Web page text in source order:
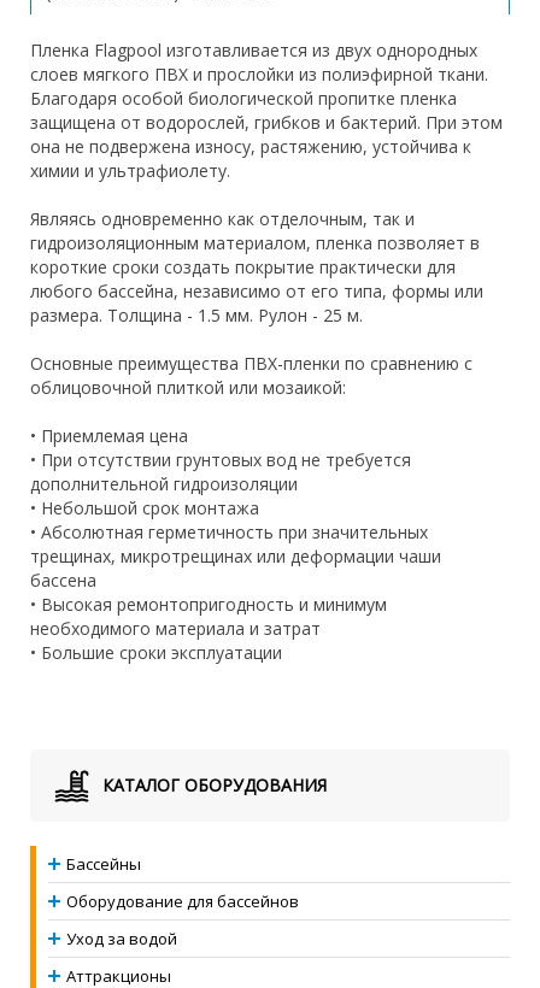
Пленка Flagpool изготавливается из двух однородных
слоев мягкого ПВХ и прослойки из полиэфирной ткани.
Благодаря особой биологической пропитке пленка
защищена от водорослей, грибков и бактерий. При этом
она не подвержена износу, растяжению, устойчива к
химии и ультрафиолету.
Являясь одновременно как отделочным, так и
гидроизоляционным материалом, пленка позволяет в
короткие сроки создать покрытие практически для
любого бассейна, независимо от его типа, формы или
размера. Толщина - 1.5 мм. Рулон - 25 м.
Основные преимущества ПВХ-пленки по сравнению с
облицовочной плиткой или мозаикой:
• Приемлемая цена
• При отсутствии грунтовых вод не требуется
дополнительной гидроизоляции
• Небольшой срок монтажа
• Абсолютная герметичность при значительных
трещинах, микротрещинах или деформации чаши
бассена
• Высокая ремонтопригодность и минимум
необходимого материала и затрат
• Большие сроки эксплуатации
КАТАЛОГ ОБОРУДОВАНИЯ
Бассейны
Оборудование для бассейнов
Уход за водой
Аттракционы